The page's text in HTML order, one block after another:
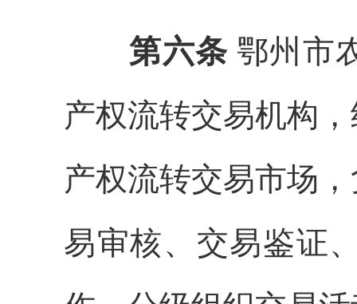
第六条 鄂州市
产权流转交易机构
产权流转交易市场
易审核、交易鉴证